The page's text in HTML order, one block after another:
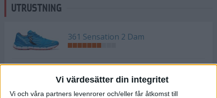
Vi värdesätter din integritet
Vi och våra partners levenrorer och/eller får åtkomst till
UTRUSTNING
361 Sensation 2 Dam
361 Sensation 2 Herr